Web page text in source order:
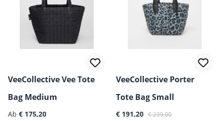
VeeCollective Vee Tote
Bag Medium
Regulärer Preis:
Ab € 175,20
VeeCollective Porter
Tote Bag Small
Verkaufspreis:
€ 191,20 Regulärer Preis:
€ 239,00